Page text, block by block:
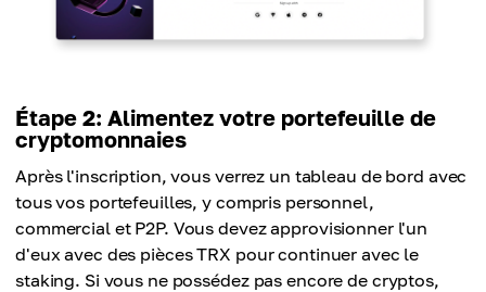
Étape 2: Alimentez votre portefeuille de
cryptomonnaies
Après l'inscription, vous verrez un tableau de bord avec
tous vos portefeuilles, y compris personnel,
commercial et P2P. Vous devez approvisionner l'un
d'eux avec des pièces TRX pour continuer avec le
staking. Si vous ne possédez pas encore de cryptos,